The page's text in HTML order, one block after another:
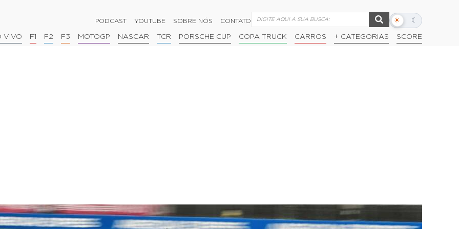
PODCAST YOUTUBE SOBRE NÓS CONTATO ☀ ☾
Alternar
escuro
VIVO F1 F2 F3 MOTOGP NASCAR TCR PORSCHE CUP COPA TRUCK CARROS + CATEGORIAS SCORE